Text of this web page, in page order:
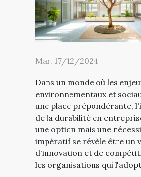
Mar. 17/12/2024
Dans un monde où les
environnementaux et
une place prépondérante,
de la durabilité en
une option mais une
impératif se révèle être un
d'innovation et de
les organisations qui